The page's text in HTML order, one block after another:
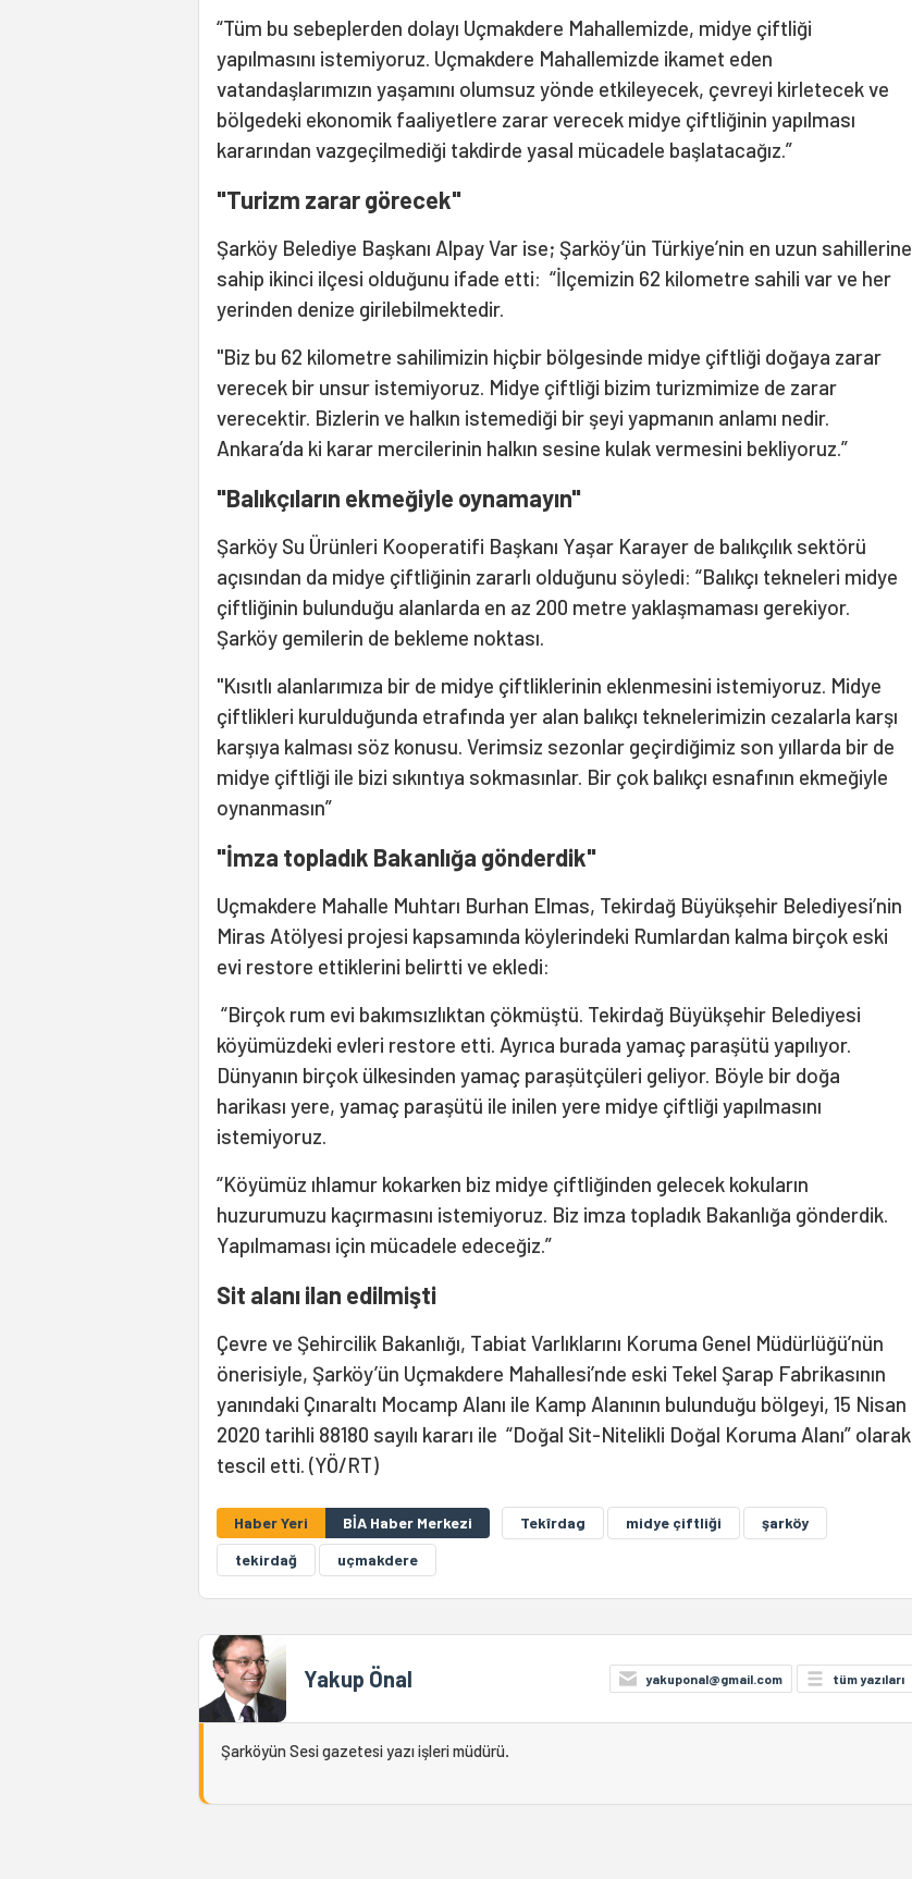
“Tüm bu sebeplerden dolayı Uçmakdere Mahallemizde, midye çiftliği
yapılmasını istemiyoruz. Uçmakdere Mahallemizde ikamet eden
vatandaşlarımızın yaşamını olumsuz yönde etkileyecek, çevreyi kirletecek ve
bölgedeki ekonomik faaliyetlere zarar verecek midye çiftliğinin yapılması
kararından vazgeçilmediği takdirde yasal mücadele başlatacağız.”
"Turizm zarar görecek"
Şarköy Belediye Başkanı Alpay Var ise; Şarköy’ün Türkiye’nin en uzun sahillerine
sahip ikinci ilçesi olduğunu ifade etti: “İlçemizin 62 kilometre sahili var ve her
yerinden denize girilebilmektedir.
"Biz bu 62 kilometre sahilimizin hiçbir bölgesinde midye çiftliği doğaya zarar
verecek bir unsur istemiyoruz. Midye çiftliği bizim turizmimize de zarar
verecektir. Bizlerin ve halkın istemediği bir şeyi yapmanın anlamı nedir.
Ankara’da ki karar mercilerinin halkın sesine kulak vermesini bekliyoruz.”
"Balıkçıların ekmeğiyle oynamayın"
Şarköy Su Ürünleri Kooperatifi Başkanı Yaşar Karayer de balıkçılık sektörü
açısından da midye çiftliğinin zararlı olduğunu söyledi: “Balıkçı tekneleri midye
çiftliğinin bulunduğu alanlarda en az 200 metre yaklaşmaması gerekiyor.
Şarköy gemilerin de bekleme noktası.
"Kısıtlı alanlarımıza bir de midye çiftliklerinin eklenmesini istemiyoruz. Midye
çiftlikleri kurulduğunda etrafında yer alan balıkçı teknelerimizin cezalarla karşı
karşıya kalması söz konusu. Verimsiz sezonlar geçirdiğimiz son yıllarda bir de
midye çiftliği ile bizi sıkıntıya sokmasınlar. Bir çok balıkçı esnafının ekmeğiyle
oynanmasın”
"İmza topladık Bakanlığa gönderdik"
Uçmakdere Mahalle Muhtarı Burhan Elmas, Tekirdağ Büyükşehir Belediyesi’nin
Miras Atölyesi projesi kapsamında köylerindeki Rumlardan kalma birçok eski
evi restore ettiklerini belirtti ve ekledi:
“Birçok rum evi bakımsızlıktan çökmüştü. Tekirdağ Büyükşehir Belediyesi
köyümüzdeki evleri restore etti. Ayrıca burada yamaç paraşütü yapılıyor.
Dünyanın birçok ülkesinden yamaç paraşütçüleri geliyor. Böyle bir doğa
harikası yere, yamaç paraşütü ile inilen yere midye çiftliği yapılmasını
istemiyoruz.
“Köyümüz ıhlamur kokarken biz midye çiftliğinden gelecek kokuların
huzurumuzu kaçırmasını istemiyoruz. Biz imza topladık Bakanlığa gönderdik.
Yapılmaması için mücadele edeceğiz.”
Sit alanı ilan edilmişti
Çevre ve Şehircilik Bakanlığı, Tabiat Varlıklarını Koruma Genel Müdürlüğü’nün
önerisiyle, Şarköy’ün Uçmakdere Mahallesi’nde eski Tekel Şarap Fabrikasının
yanındaki Çınaraltı Mocamp Alanı ile Kamp Alanının bulunduğu bölgeyi, 15 Nisan
2020 tarihli 88180 sayılı kararı ile “Doğal Sit-Nitelikli Doğal Koruma Alanı” olarak
tescil etti. (YÖ/RT)
Haber Yeri BİA Haber Merkezi Tekîrdag midye çiftliği
şarköy
tekirdağ
uçmakdere
Yakup Önal yakuponal@gmail.com tüm yazıları
Şarköyün Sesi gazetesi yazı işleri müdürü.